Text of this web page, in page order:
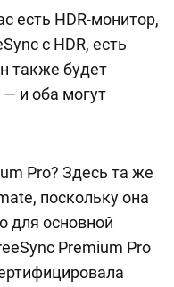
есть HDR-монитор,
с HDR, есть
также будет
— и оба могут
Pro? Здесь та же
поскольку она
для основной
Premium Pro